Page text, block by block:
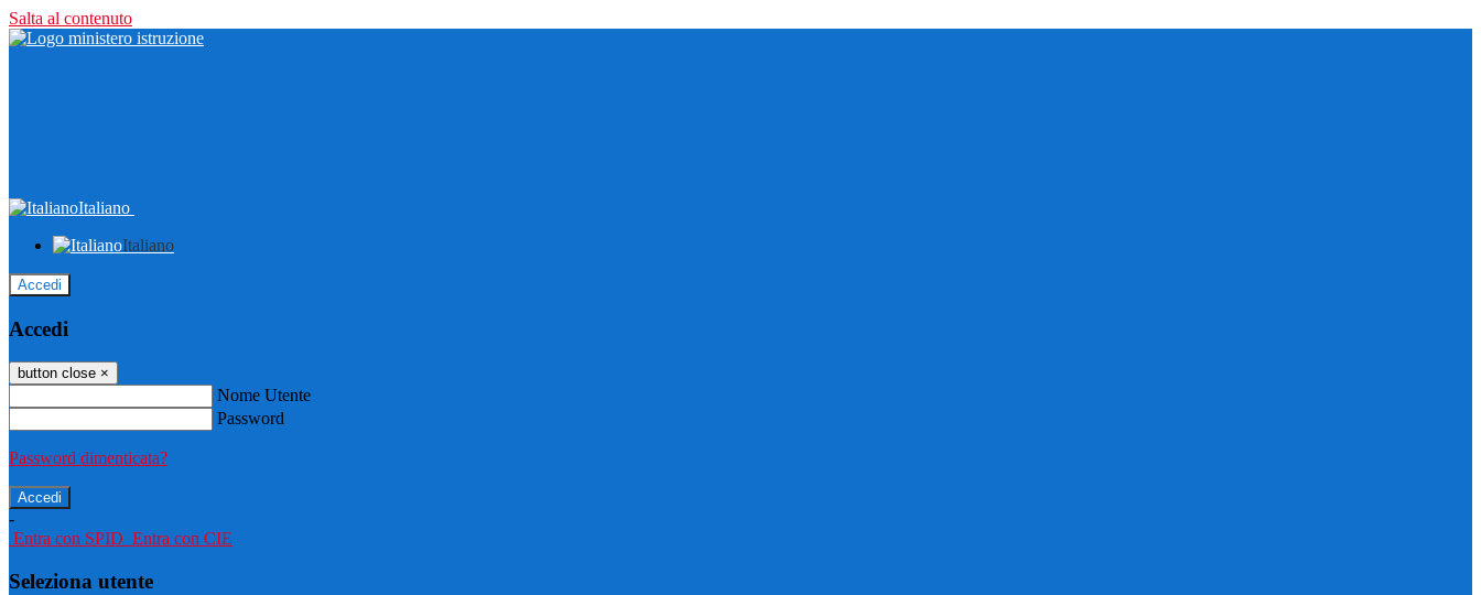
Salta al contenuto
Italiano
Italiano
Accedi
Accedi
button close ×
Nome Utente
Password
Password dimenticata?
-
Entra con SPID Entra con CIE
Seleziona utente